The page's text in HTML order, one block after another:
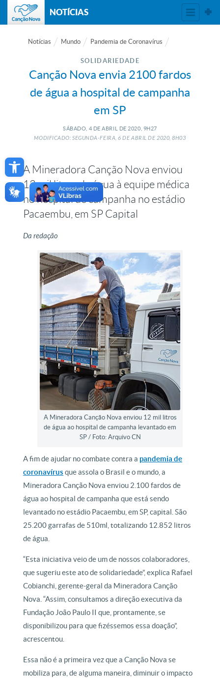
Open toolbar
NOTÍCIAS
Notícias Mundo Pandemia de Coronavírus
SOLIDARIEDADE
Canção Nova envia 2100 fardos
de água a hospital de campanha
em SP
SÁBADO, 4 DE ABRIL DE 2020, 9H27
MODIFICADO: SEGUNDA-FEIRA, 6 DEABRIL DE2020, 8H03
A Mineradora Canção Nova enviou
12 mil litros de água à equipe médica
no hospital de campanha no estádio
Pacaembu, em SP Capital
Da redação
A Mineradora Canção Nova enviou 12 mil litros
de água ao hospital de campanha levantado em
SP / Foto: Arquivo CN
A fim de ajudar no combate contra a pandemia de
coronavírus que assola o Brasil e o mundo, a
Mineradora Canção Nova enviou 2.100 fardos de
água ao hospital de campanha que está sendo
levantado no estádio Pacaembu, em SP, capital. São
25.200 garrafas de 510ml, totalizando 12.852 litros
de água.
“Esta iniciativa veio de um de nossos colaboradores,
que sugeriu este ato de solidariedade”, explica Rafael
Cobianchi, gerente-geral da Mineradora Canção
Nova. “Assim, consultamos a direção executiva da
Fundação João Paulo II que, prontamente, se
disponibilizou para que fizéssemos essa doação”,
acrescentou.
Essa não é a primeira vez que a Canção Nova se
mobiliza para, de alguma maneira, diminuir o impacto